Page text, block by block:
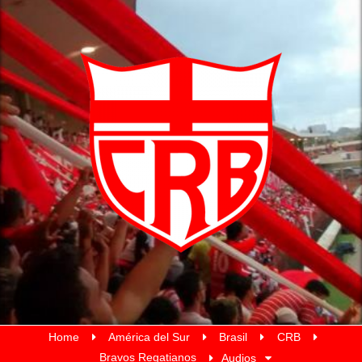
Home América del Sur Brasil
CRB
Bravos Regatianos
Audios